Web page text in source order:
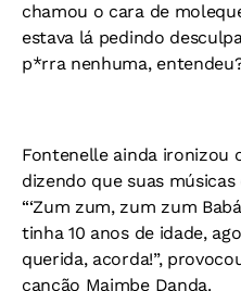
chamou o cara de
estava lá pedindo
p*rra nenhuma,
Fontenelle ainda ironizou
dizendo que suas
“‘Zum zum, zum zum
tinha 10 anos de idade,
querida, acorda!”,
canção Maimbe Danda.